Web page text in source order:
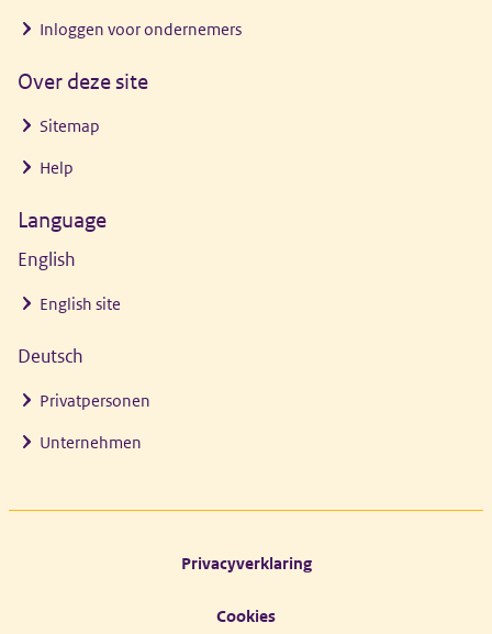
Inloggen voor ondernemers
Over deze site
Sitemap
Help
Language
English
English site
Deutsch
Privatpersonen
Unternehmen
Privacyverklaring
Cookies